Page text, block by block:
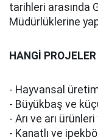
tarihleri arasında
Müdürlüklerine
HANGİ
- Hayvansal
- Büyükbaş ve
- Arı ve arı
- Kanatlı ve